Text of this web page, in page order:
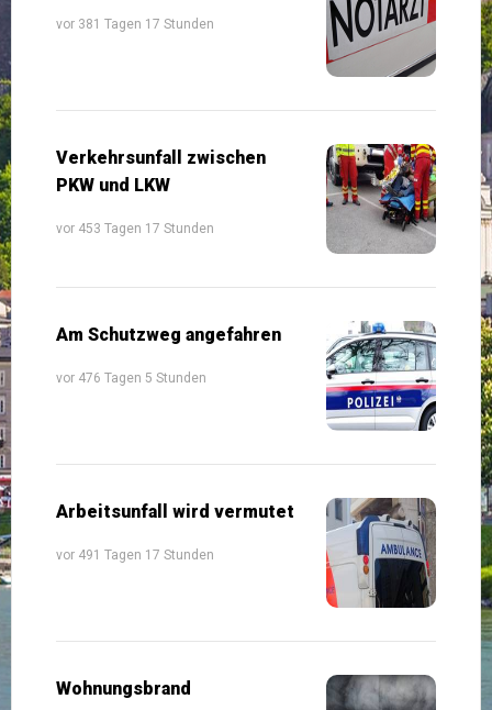
vor 381 Tagen 17 Stunden
Verkehrsunfall zwischen
PKW und LKW
vor 453 Tagen 17 Stunden
Am Schutzweg angefahren
vor 476 Tagen 5 Stunden
Arbeitsunfall wird vermutet
vor 491 Tagen 17 Stunden
Wohnungsbrand